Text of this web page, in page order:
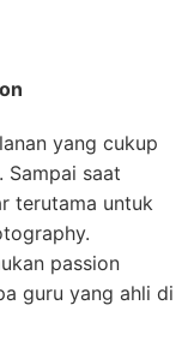
yang cukup
Sampai saat
terutama untuk
passion
guru yang ahli di